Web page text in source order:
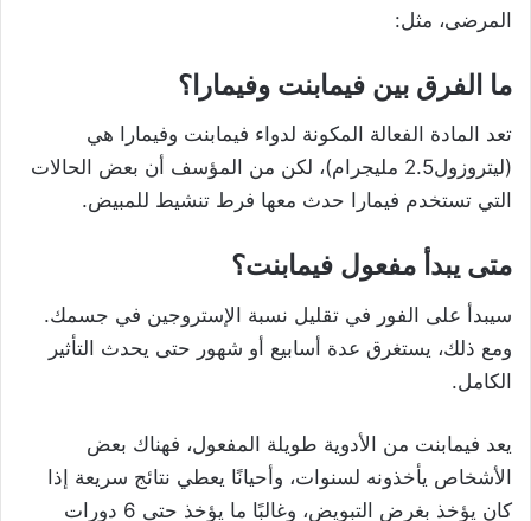
المرضى، مثل:
ما الفرق بين فيمابنت وفيمارا؟
تعد المادة الفعالة المكونة لدواء فيمابنت وفيمارا هي
(ليتروزول2.5 مليجرام)، لكن
من المؤسف أن بعض الحالات
التي تستخدم فيمارا حدث معها فرط تنشيط للمبيض.
متى يبدأ مفعول فيمابنت؟
سيبدأ على الفور في تقليل نسبة الإستروجين في جسمك.
ومع ذلك، يستغرق عدة أسابيع أو شهور حتى يحدث التأثير
الكامل.
يعد فيمابنت من الأدوية طويلة المفعول، فهناك بعض
الأشخاص يأخذونه لسنوات، وأحيانًا يعطي نتائج سريعة إذا
كان يؤخذ بغرض التبويض، وغالبًا ما يؤخذ حتى 6 دورات